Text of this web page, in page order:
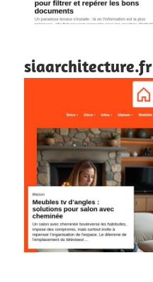
siaarchitecture.fr